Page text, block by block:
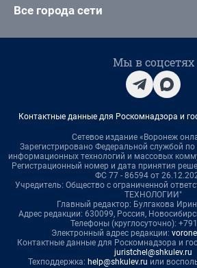
Все города сети
Мы в соцсетях
Контактные данные для Роскомнадзора и
Сетевое издание «Воронеж
Зарегистрировано Федеральной службой по
информационных технологий и массовых
Регистрационный номер и дата принятия
ФС 77 - 86594 от
Учредитель: Общество с ограниченной
ТЕХНОЛОГИИ"
Главный редактор: Булгакова
Адрес редакции: 630099, Россия,
Телефоны (круглосуточно):
Электронный адрес редакции:
Контактные данные для Роскомнадзора и
juristchel@shkulev.ru
Техподдержка: help@shkulev.ru или